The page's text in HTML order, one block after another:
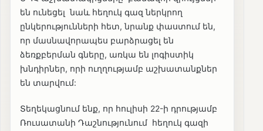
են ունեցել նաև հեղուկ գազ ներկրող
ընկերությունների հետ, նրանք փաստում են,
որ մասնավորապես բարձրացել են
ձեռքբերման գները, առկա են լոգիստիկ
խնդիրներ, որի ուղղությամբ աշխատանքներ
են տարվում:
Տեղեկացնում ենք, որ հուլիսի 22-ի դրությամբ
Ռուսատանի Դաշնությունում հեղուկ գազի